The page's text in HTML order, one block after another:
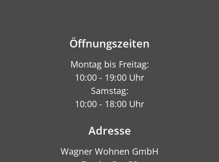
Öffnungszeiten
Montag bis Freitag:
10:00 - 19:00 Uhr
Samstag:
10:00 - 18:00 Uhr
Adresse
Wagner Wohnen GmbH